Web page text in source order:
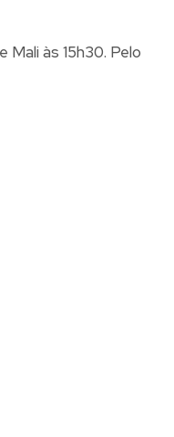
às 15h30. Pelo